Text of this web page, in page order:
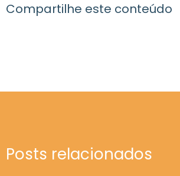
Compartilhe este conteúdo
Posts relacionados